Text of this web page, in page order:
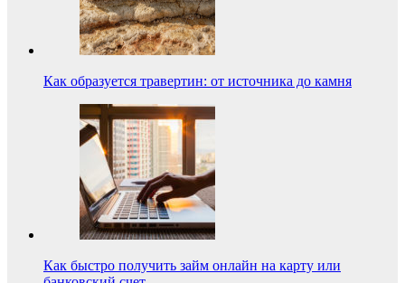
Как образуется травертин: от источника до камня
Как быстро получить займ онлайн на карту или